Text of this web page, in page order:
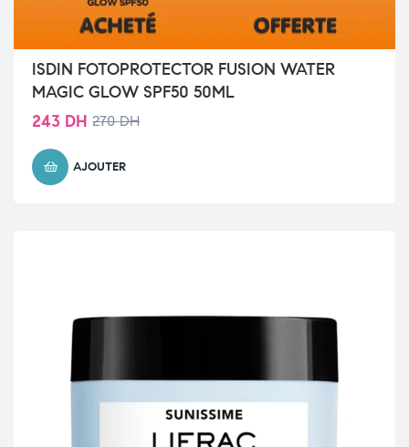
ISDIN FOTOPROTECTOR FUSION WATER
MAGIC GLOW SPF50 50ML
270DH
243 DH
AJOUTER